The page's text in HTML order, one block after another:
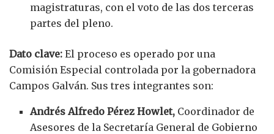
magistraturas, con el voto de las dos terceras
partes del pleno.
Dato clave: El proceso es operado por una
Comisión Especial controlada por la gobernadora
Campos Galván. Sus tres integrantes son:
Andrés Alfredo Pérez Howlet, Coordinador de
Asesores de la Secretaría General de Gobierno